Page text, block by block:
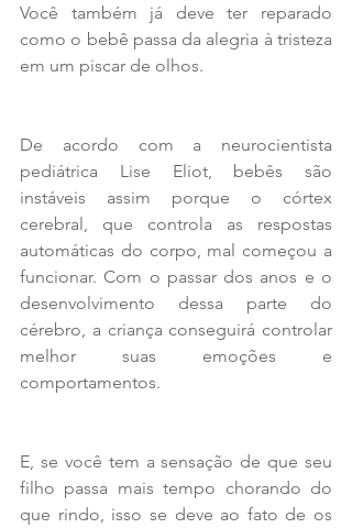
Você também já deve ter reparado
como o bebê passa da alegria à tristeza
em um piscar de olhos.
De acordo com a neurocientista
pediátrica Lise Eliot, bebês são
instáveis assim porque o córtex
cerebral, que controla as respostas
automáticas do corpo, mal começou a
funcionar. Com o passar dos anos e o
desenvolvimento dessa parte do
cérebro, a criança conseguirá controlar
melhor suas emoções e
comportamentos.
E, se você tem a sensação de que seu
filho passa mais tempo chorando do
que rindo, isso se deve ao fato de os